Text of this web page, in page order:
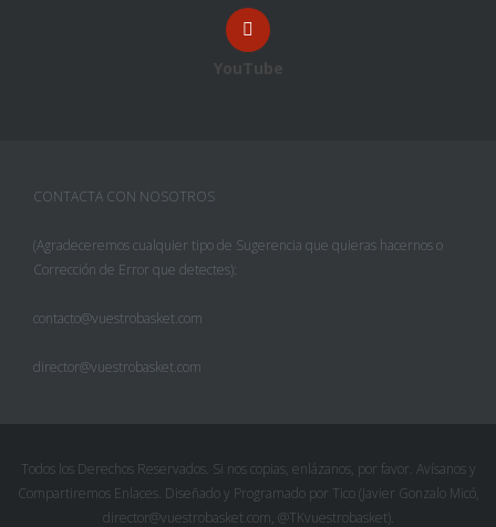
YouTube
CONTACTA CON NOSOTROS
(Agradeceremos cualquier tipo de Sugerencia que quieras hacernos o
Corrección de Error que detectes):
contacto@vuestrobasket.com
director@vuestrobasket.com
Todos los Derechos Reservados. Si nos copias, enlázanos, por favor. Avísanos y
Compartiremos Enlaces. Diseñado y Programado por Tico (Javier Gonzalo Micó,
director@vuestrobasket.com, @TKvuestrobasket).
Pinterest